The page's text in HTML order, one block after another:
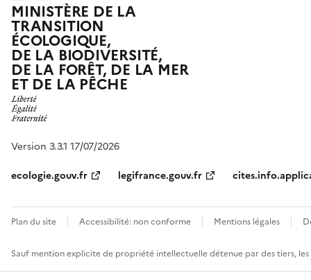
MINISTÈRE DE LA
TRANSITION
ÉCOLOGIQUE,
DE LA BIODIVERSITÉ,
DE LA FORÊT, DE LA MER
ET DE LA PÊCHE
Version 3.3.1 17/07/2026
ecologie.gouv.fr
legifrance.gouv.fr
Plan du site Accessibilité: non conforme Mentions légales
Sauf mention explicite de propriété intellectuelle détenue par des tiers,